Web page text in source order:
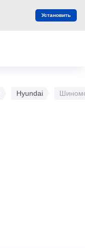
Hyundai
Установить